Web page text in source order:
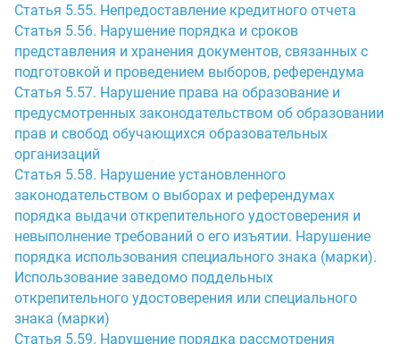
Статья 5.55. Непредоставление кредитного отчета
Статья 5.56. Нарушение порядка и сроков
представления и хранения документов, связанных с
подготовкой и проведением выборов, референдума
Статья 5.57. Нарушение права на образование и
предусмотренных законодательством об образовании
прав и свобод обучающихся образовательных
организаций
Статья 5.58. Нарушение установленного
законодательством о выборах и референдумах
порядка выдачи открепительного удостоверения и
невыполнение требований о его изъятии. Нарушение
порядка использования специального знака (марки).
Использование заведомо поддельных
открепительного удостоверения или специального
знака (марки)
Статья 5.59. Нарушение порядка рассмотрения